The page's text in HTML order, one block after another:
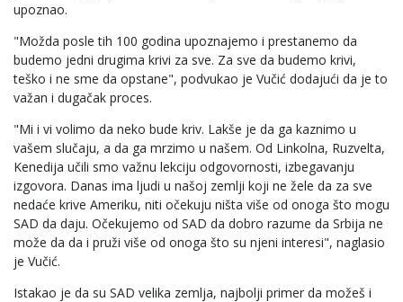
upoznao.
"Možda posle tih 100 godina upoznajemo i prestanemo da
budemo jedni drugima krivi za sve. Za sve da budemo krivi,
teško i ne sme da opstane", podvukao je Vučić dodajući da je to
važan i dugačak proces.
"Mi i vi volimo da neko bude kriv. Lakše je da ga kaznimo u
vašem slučaju, a da ga mrzimo u našem. Od Linkolna, Ruzvelta,
Kenedija učili smo važnu lekciju odgovornosti, izbegavanju
izgovora. Danas ima ljudi u našoj zemlji koji ne žele da za sve
nedaće krive Ameriku, niti očekuju ništa više od onoga što mogu
SAD da daju. Očekujemo od SAD da dobro razume da Srbija ne
može da da i pruži više od onoga što su njeni interesi", naglasio
je Vučić.
Istakao je da su SAD velika zemlja, najbolji primer da možeš i